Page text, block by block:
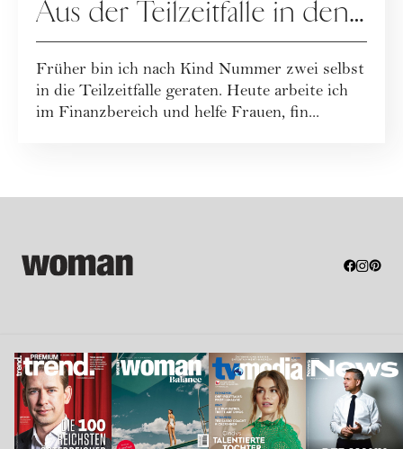
Aus der Teilzeitfalle in den
Vermögensaufbau
Früher bin ich nach Kind Nummer zwei selbst
in die Teilzeitfalle geraten. Heute arbeite ich
im Finanzbereich und helfe Frauen, fin...